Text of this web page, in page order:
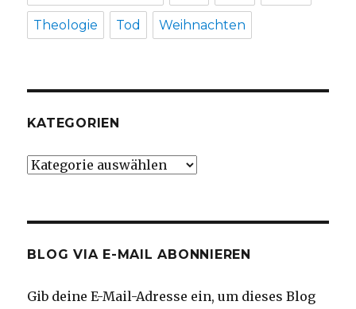
Theologie Tod Weihnachten
KATEGORIEN
Kategorien
BLOG VIA E-MAIL ABONNIEREN
Gib deine E-Mail-Adresse ein, um dieses Blog